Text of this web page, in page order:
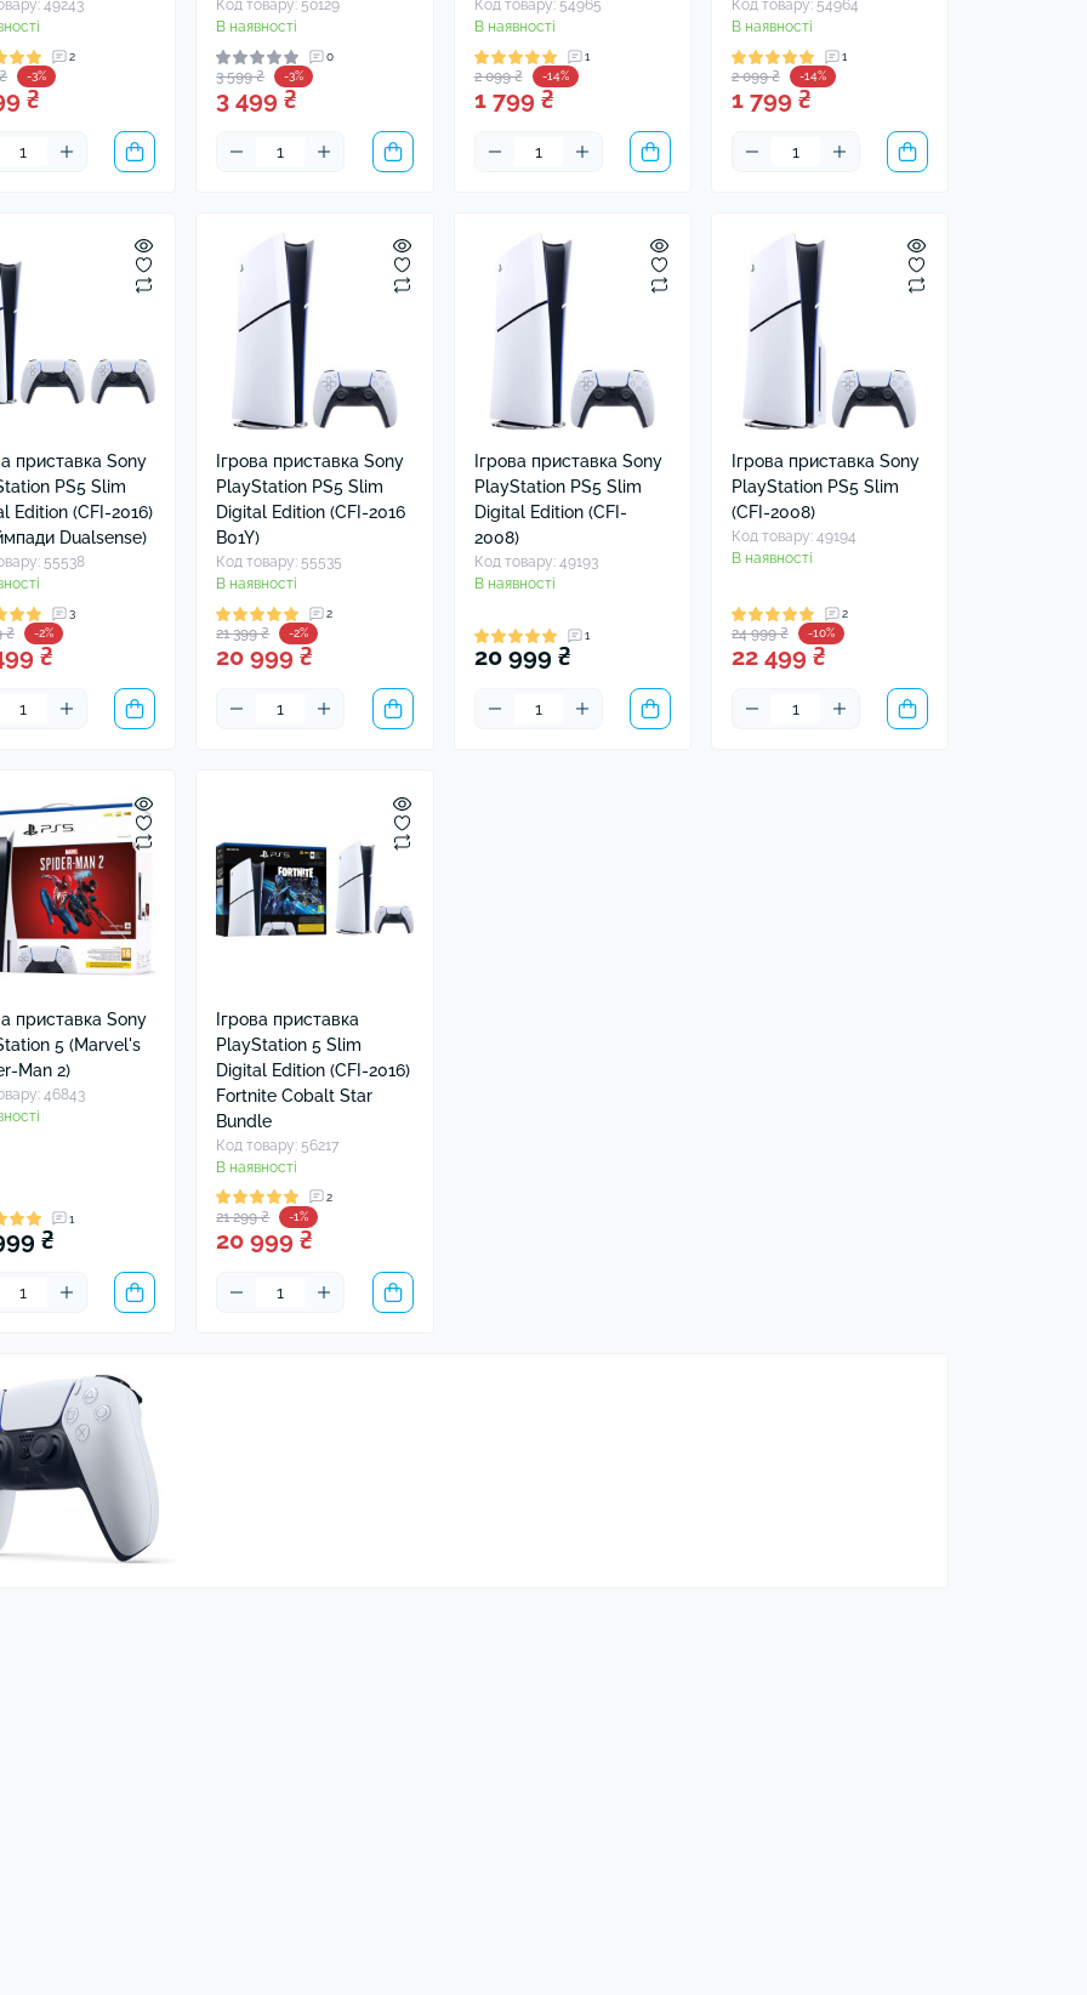
49243
2
-3%
₴
Код товару: 50129
В наявності
0
3 599 ₴ -3%
3 499 ₴
Код товару: 54965
В наявності
1
2 099 ₴ -14%
1 799 ₴
Код товару: 54964
В наявності
1
2 099 ₴ -14%
1 799 ₴
приставка Sony
PS5 Slim
Edition (CFI-2016)
Dualsense)
55538
3
₴ -2%
₴
Ігрова приставка Sony
PlayStation PS5 Slim
Digital Edition (CFI-2016
B01Y)
Код товару: 55535
В наявності
2
21 399 ₴ -2%
20 999 ₴
Ігрова приставка Sony
PlayStation PS5 Slim
Digital Edition (CFI-
2008)
Код товару: 49193
В наявності
1
20 999 ₴
Ігрова приставка Sony
PlayStation PS5 Slim
(CFI-2008)
Код товару: 49194
В наявності
2
24 999 ₴ -10%
22 499 ₴
приставка Sony
5 (Marvel's
Man 2)
46843
1
₴
Ігрова приставка
PlayStation 5 Slim
Digital Edition (CFI-2016)
Fortnite Cobalt Star
Bundle
Код товару: 56217
В наявності
2
21 299 ₴ -1%
20 999 ₴